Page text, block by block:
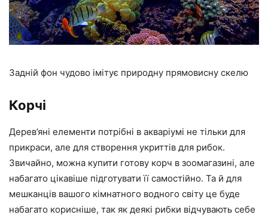
Задній фон чудово імітує природну прямовисну скелю
Корчі
Дерев’яні елементи потрібні в акваріумі не тільки для
прикраси, але для створення укриттів для рибок.
Звичайно, можна купити готову корч в зоомагазині, але
набагато цікавіше підготувати її самостійно. Та й для
мешканців вашого кімнатного водного світу це буде
набагато корисніше, так як деякі рибки відчувають себе